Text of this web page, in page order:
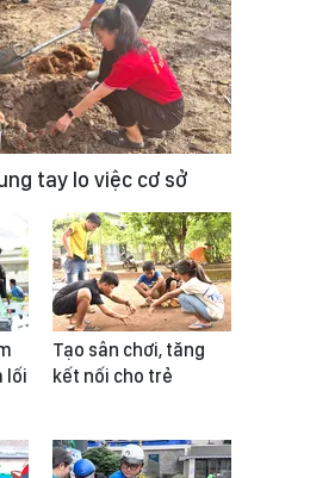
tay lo việc cơ sở
lối
Tạo sân chơi, tăng
kết nối cho trẻ